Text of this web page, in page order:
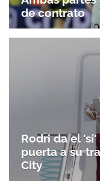
de contrato
Rodri da el
puerta a su
City